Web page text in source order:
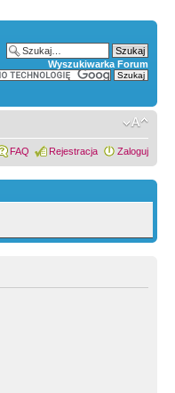
Wyszukiwarka Forum
FAQ Rejestracja Zaloguj